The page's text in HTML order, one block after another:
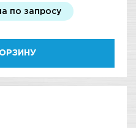
по запросу